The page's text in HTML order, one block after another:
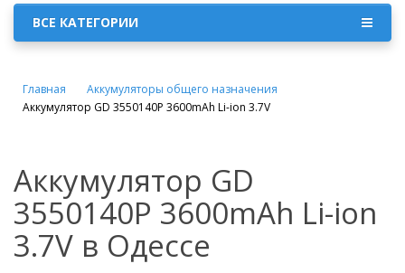
ВСЕ КАТЕГОРИИ
Главная
Аккумуляторы общего назначения
Аккумулятор GD 3550140P 3600mAh Li-ion 3.7V
Аккумулятор GD
3550140P 3600mAh Li-ion
3.7V в Одессе